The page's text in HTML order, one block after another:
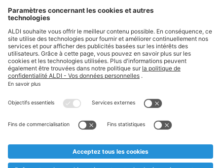
Suivez ALDI Belgique
Textes marqués d'un astérisque et mentions légales
* Nous vendons ces articles temporairement et jusqu'à
au cas où, malgré le planning bien étudié, nous serions
prématurément en rupture de stock. Prix Recupel et TVA incl.
** Sur ce site, l’utilisation de la forme masculine a été adoptée